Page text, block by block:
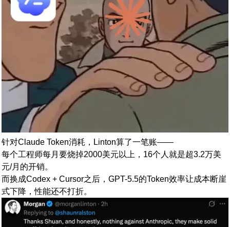
针对Claude Token消耗，Linton算了一笔账——
每个工程师每月要烧掉2000美元以上，16个人就是超3.2万美
元/月的开销。
而换成Codex + Cursor之后，GPT-5.5的Token效率让成本断崖
式下降，性能还不打折。